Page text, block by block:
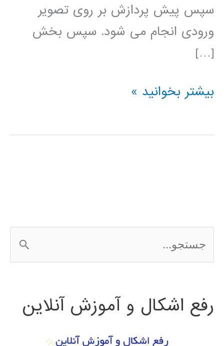
سپس پیش پردازش بر روی تصویر
ورودی انجام می شود. سپس بخش
[…]
آموزش
شناسایی
بینایی
ماشین
بیشتر بخوانید »
س
ج
رفع اشکال و آموزش آنلاین